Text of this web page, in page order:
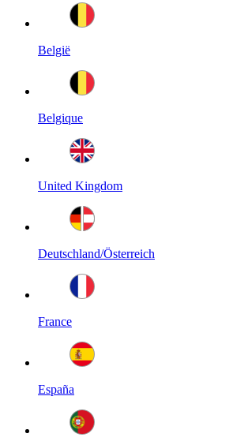
België
Belgique
United Kingdom
Deutschland/Österreich
France
España